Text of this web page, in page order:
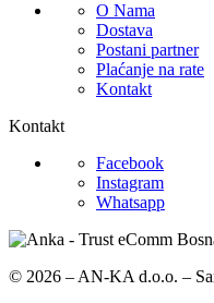
O Nama
Dostava
Postani partner
Plaćanje na rate
Kontakt
Kontakt
Facebook
Instagram
Whatsapp
© 2026 – AN-KA d.o.o. –